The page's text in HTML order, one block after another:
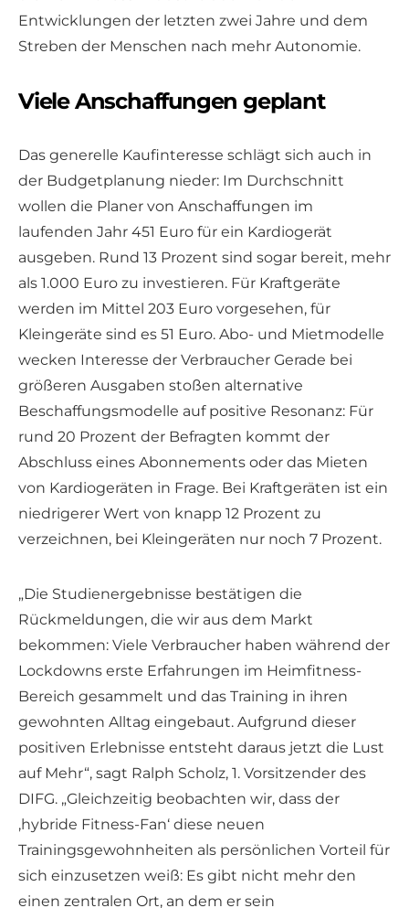
Entwicklungen der letzten zwei Jahre und dem
Streben der Menschen nach mehr Autonomie.
Viele Anschaffungen geplant
Das generelle Kaufinteresse schlägt sich auch in
der Budgetplanung nieder: Im Durchschnitt
wollen die Planer von Anschaffungen im
laufenden Jahr 451 Euro für ein Kardiogerät
ausgeben. Rund 13 Prozent sind sogar bereit, mehr
als 1.000 Euro zu investieren. Für Kraftgeräte
werden im Mittel 203 Euro vorgesehen, für
Kleingeräte sind es 51 Euro. Abo- und Mietmodelle
wecken Interesse der Verbraucher Gerade bei
größeren Ausgaben stoßen alternative
Beschaffungsmodelle auf positive Resonanz: Für
rund 20 Prozent der Befragten kommt der
Abschluss eines Abonnements oder das Mieten
von Kardiogeräten in Frage. Bei Kraftgeräten ist ein
niedrigerer Wert von knapp 12 Prozent zu
verzeichnen, bei Kleingeräten nur noch 7 Prozent.
„Die Studienergebnisse bestätigen die
Rückmeldungen, die wir aus dem Markt
bekommen: Viele Verbraucher haben während der
Lockdowns erste Erfahrungen im Heimfitness-
Bereich gesammelt und das Training in ihren
gewohnten Alltag eingebaut. Aufgrund dieser
positiven Erlebnisse entsteht daraus jetzt die Lust
auf Mehr“, sagt Ralph Scholz, 1. Vorsitzender des
DIFG. „Gleichzeitig beobachten wir, dass der
,hybride Fitness-Fan‘ diese neuen
Trainingsgewohnheiten als persönlichen Vorteil für
sich einzusetzen weiß: Es gibt nicht mehr den
einen zentralen Ort, an dem er sein